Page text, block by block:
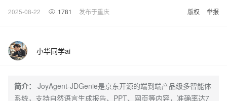
2025-08-22 1781 发布于重庆 版权 举报
小华同学ai
简介：
JoyAgent-JDGenie是京东开源的端到端产品级多智能体
系统，支持自然语言生成报告、PPT、网页等内容，准确率达7